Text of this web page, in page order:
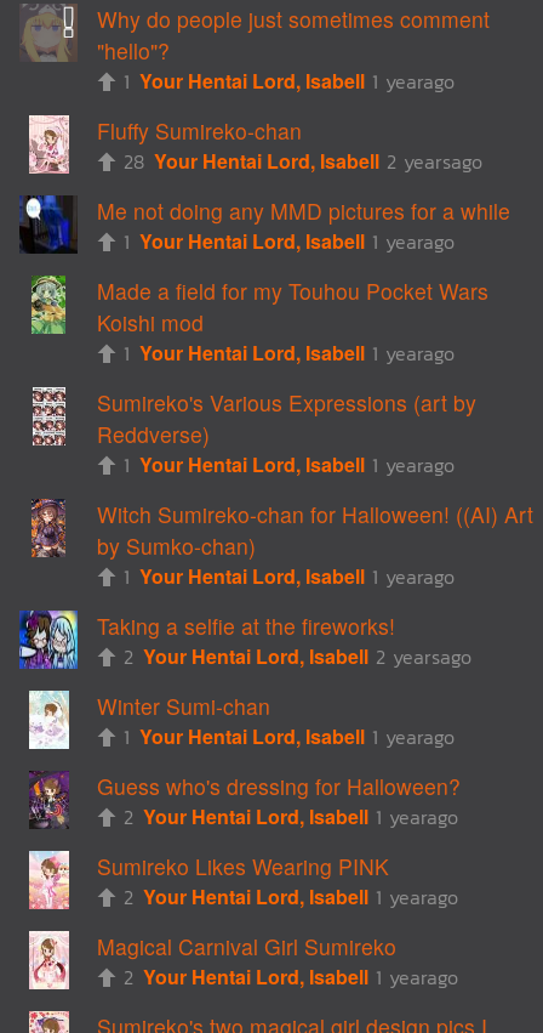
Why do people just sometimes comment
"hello"?
1 Your Hentai Lord, Isabell 1 yearago
Fluffy Sumireko-chan
28 Your Hentai Lord, Isabell 2 yearsago
Me not doing any MMD pictures for a while
1 Your Hentai Lord, Isabell 1 yearago
Made a field for my Touhou Pocket Wars
Koishi mod
1 Your Hentai Lord, Isabell 1 yearago
Sumireko's Various Expressions (art by
Reddverse)
1 Your Hentai Lord, Isabell 1 yearago
Witch Sumireko-chan for Halloween! ((AI) Art
by Sumko-chan)
1 Your Hentai Lord, Isabell 1 yearago
Taking a selfie at the fireworks!
2 Your Hentai Lord, Isabell 2 yearsago
Winter Sumi-chan
1 Your Hentai Lord, Isabell 1 yearago
Guess who's dressing for Halloween?
2 Your Hentai Lord, Isabell 1 yearago
Sumireko Likes Wearing PINK
2 Your Hentai Lord, Isabell 1 yearago
Magical Carnival Girl Sumireko
2 Your Hentai Lord, Isabell 1 yearago
Sumireko's two magical girl design pics I